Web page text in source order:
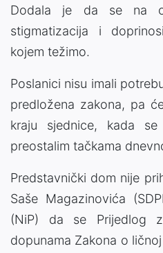
Dodala je da se na
stigmatizacija i
kojem težimo.
Poslanici nisu imali
predložena zakona, pa
kraju sjednice, kada
preostalim tačkama
Predstavnički dom nije
Saše Magazinovića
(NiP) da se Prijedlog
dopunama Zakona o